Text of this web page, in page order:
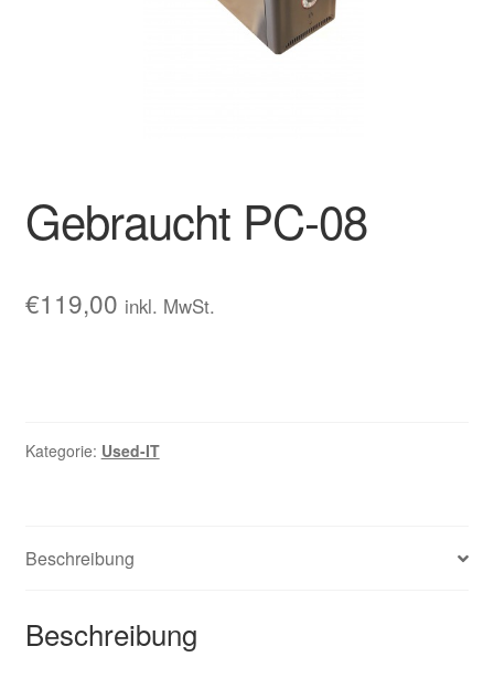
Gebraucht PC-08
€119,00 inkl. MwSt.
Kategorie: Used-IT
Beschreibung
Beschreibung